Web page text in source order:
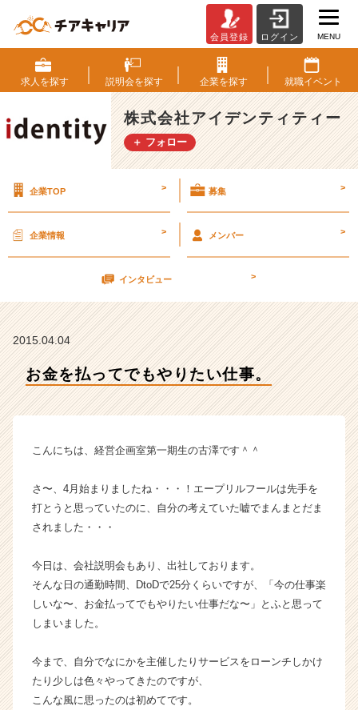
金
を
払
っ
て
で
た
事。
【株
デ
テ
テ
の
タ
ラ
イ
ン】
チ
ャ
ー・
会員登録 ログイン MENU
求人を探す 説明会を探す 企業を探す 就職イベント
株式会社アイデンティティー
＋ フォロー
企業TOP > 募集 >
企業情報 > メンバー >
インタビュー >
2015.04.04
お金を払ってでもやりたい仕事。
こんにちは、経営企画室第一期生の古澤です＾＾
さ〜、4月始まりましたね・・・！エープリルフールは先手を
打とうと思っていたのに、自分の考えていた嘘でまんまとだま
されました・・・
今日は、会社説明会もあり、出社しております。
そんな日の通勤時間、DtoDで25分くらいですが、「今の仕事楽
しいな〜、お金払ってでもやりたい仕事だな〜」とふと思って
しまいました。
今まで、自分でなにかを主催したりサービスをローンチしかけ
たり少しは色々やってきたのですが、
こんな風に思ったのは初めてです。